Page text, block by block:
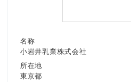
名称
小岩井乳業株式会社
所在地
東京都